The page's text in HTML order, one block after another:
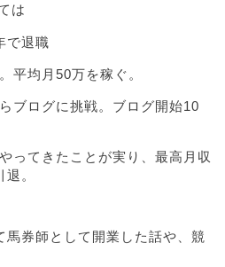
は
で退職
平均月50万を稼ぐ。
ブログに挑戦。ブログ開始10
ってきたことが実り、最高月収
。
券師として開業した話や、競